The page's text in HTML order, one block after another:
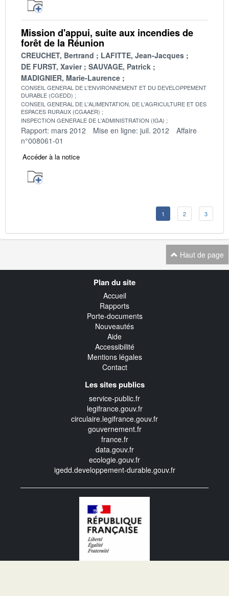
Mission d'appui, suite aux incendies de
forêt de la Réunion
CREUCHET, Bertrand
LAFITTE, Jean-Jacques
DE FURST, Xavier
SAUVAGE, Patrick
MADIGNIER, Marie-Laurence
CONSEIL GENERAL DE L'ENVIRONNEMENT ET DU DEVELOPPEMENT
DURABLE (CGEDD)
CONSEIL GENERAL DE L'ALIMENTATION, DE L'AGRICULTURE ET DES
ESPACES RURAUX (CGAAER)
INSPECTION GENERALE DE L'ADMINISTRATION (IGA)
Rapport: mars 2012 Mise en ligne: juil. 2012
Affaire
n°008061-01
Accéder à la notice
1 2 3
Haut de page
Plan du site
Accueil
Rapports
Porte-documents
Nouveautés
Aide
Accessibilité
Mentions légales
Contact
Les sites publics
service-public.fr
legifrance.gouv.fr
circulaire.legifrance.gouv.fr
gouvernement.fr
france.fr
data.gouv.fr
ecologie.gouv.fr
igedd.developpement-durable.gouv.fr